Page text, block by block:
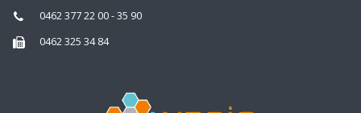
0462 377 22 00 - 35 90
0462 325 34 84